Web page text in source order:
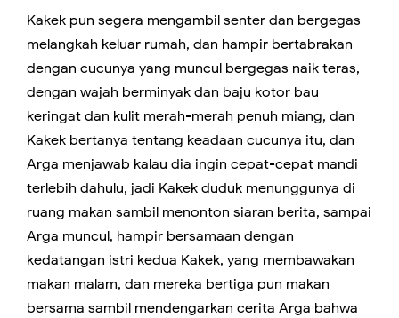
Kakek pun segera mengambil senter dan bergegas
melangkah keluar rumah, dan hampir bertabrakan
dengan cucunya yang muncul bergegas naik teras,
dengan wajah berminyak dan baju kotor bau
keringat dan kulit merah-merah penuh miang, dan
Kakek bertanya tentang keadaan cucunya itu, dan
Arga menjawab kalau dia ingin cepat-cepat mandi
terlebih dahulu, jadi Kakek duduk menunggunya di
ruang makan sambil menonton siaran berita, sampai
Arga muncul, hampir bersamaan dengan
kedatangan istri kedua Kakek, yang membawakan
makan malam, dan mereka bertiga pun makan
bersama sambil mendengarkan cerita Arga bahwa